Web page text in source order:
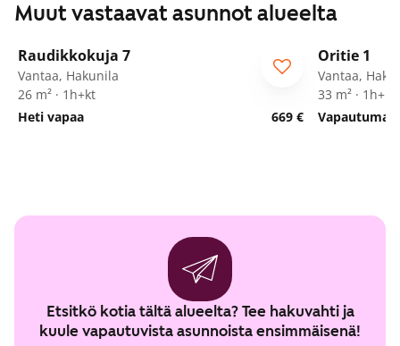
Muut vastaavat asunnot alueelta
Raudikkokuja 7
Vantaa, Hakunila
26 m² · 1h+kt
Heti vapaa
669 €
Oritie 1
Vantaa,
33 m² · 1h+kk
Etsitkö kotia tältä alueelta? Tee hakuvahti ja
kuule vapautuvista asunnoista ensimmäisenä!